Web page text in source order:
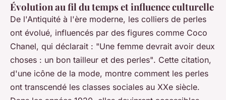
Évolution au fil du temps et influence culturelle
De l'Antiquité à l'ère moderne, les colliers de perles
ont évolué, influencés par des figures comme Coco
Chanel, qui déclarait : "Une femme devrait avoir deux
choses : un bon tailleur et des perles". Cette citation,
d'une icône de la mode, montre comment les perles
ont transcendé les classes sociales au XXe siècle.